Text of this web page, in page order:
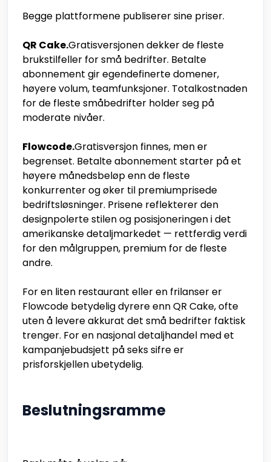
Begge plattformene publiserer sine priser.
QR Cake.Gratisversjonen dekker de fleste
brukstilfeller for små bedrifter. Betalte
abonnement gir egendefinerte domener,
høyere volum, teamfunksjoner. Totalkostnaden
for de fleste småbedrifter holder seg på
moderate nivåer.
Flowcode.Gratisversjon finnes, men er
begrenset. Betalte abonnement starter på et
høyere månedsbeløp enn de fleste
konkurrenter og øker til premiumprisede
bedriftsløsninger. Prisene reflekterer den
designpolerte stilen og posisjoneringen i det
amerikanske detaljmarkedet — rettferdig verdi
for den målgruppen, premium for de fleste
andre.
For en liten restaurant eller en frilanser er
Flowcode betydelig dyrere enn QR Cake, ofte
uten å levere akkurat det små bedrifter faktisk
trenger. For en nasjonal detaljhandel med et
kampanjebudsjett på seks sifre er
prisforskjellen ubetydelig.
Beslutningsramme